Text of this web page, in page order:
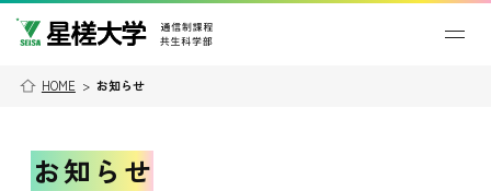
HOME > お知らせ
お知らせ